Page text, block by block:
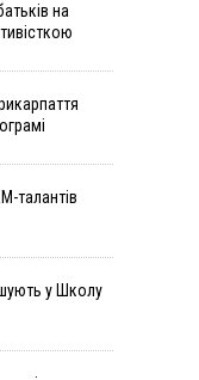
над
НПЗ та
282
на
талантів
у Школу